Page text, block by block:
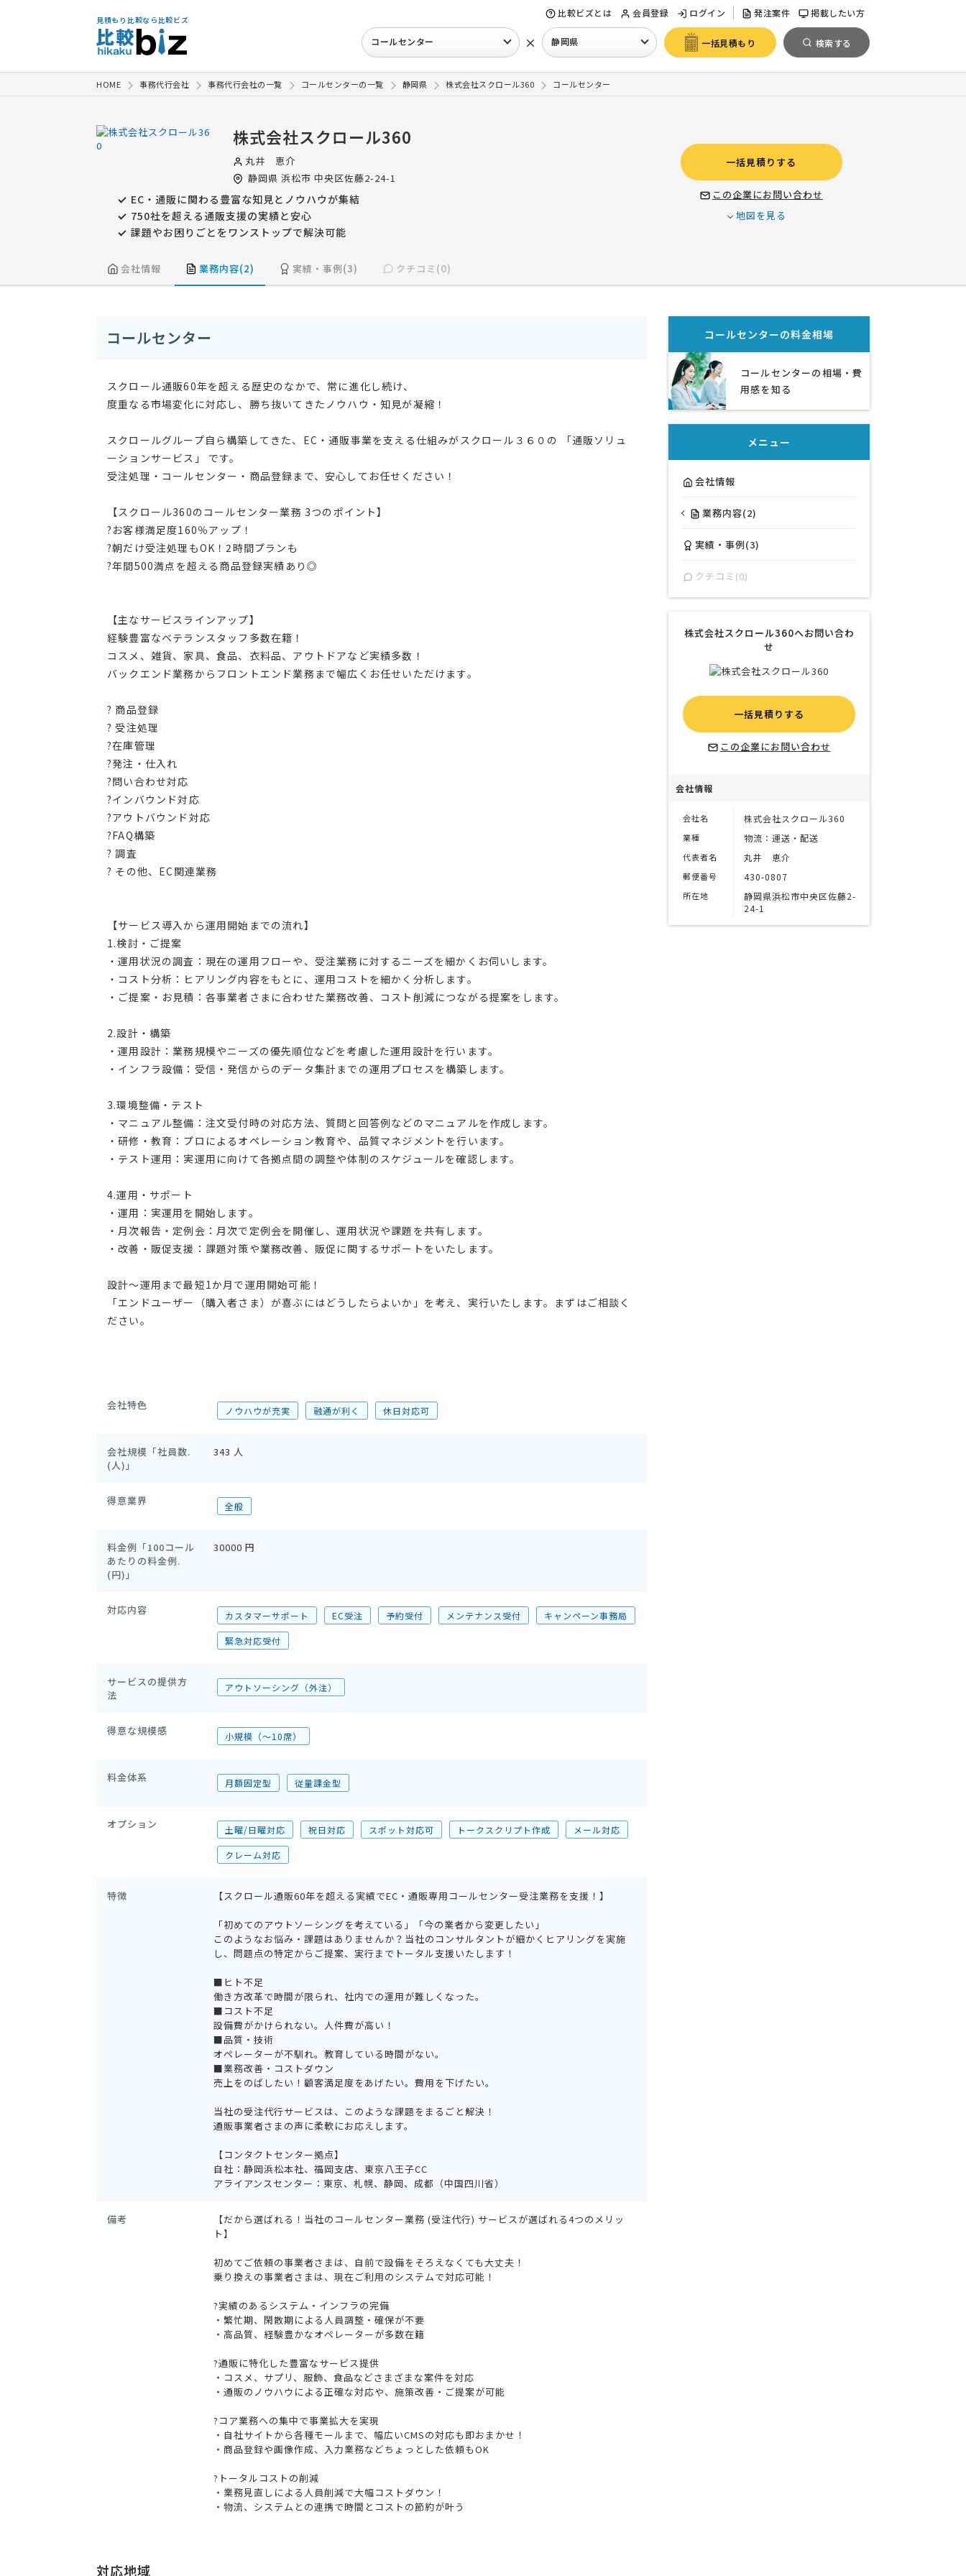
見積もり比較なら比較ビズ
比較ビズとは 会員登録 ログイン 発注案件 掲載したい方
コールセンター × 静岡県 一括見積もり 検索する
HOME 事務代行会社 事務代行会社の一覧 コールセンターの一覧 静岡県 株式会社スクロール360 コールセンター
株式会社スクロール360
丸井 恵介
静岡県 浜松市 中央区佐藤2-24-1
EC・通販に関わる豊富な知見とノウハウが集結
750社を超える通販支援の実績と安心
課題やお困りごとをワンストップで解決可能
一括見積りする
この企業にお問い合わせ
地図を見る
会社情報 業務内容(2) 実績・事例(3) クチコミ(0)
コールセンター
スクロール通販60年を超える歴史のなかで、常に進化し続け、
度重なる市場変化に対応し、勝ち抜いてきたノウハウ・知見が凝縮！
スクロールグループ自ら構築してきた、EC・通販事業を支える仕組みがスクロール３６０の 「通販ソリュ
ーションサービス」 です。
受注処理・コールセンター・商品登録まで、安心してお任せください！
【スクロール360のコールセンター業務 3つのポイント】
?お客様満足度160％アップ！
?朝だけ受注処理もOK！2時間プランも
?年間500満点を超える商品登録実績あり◎
【主なサービスラインアップ】
経験豊富なベテランスタッフ多数在籍！
コスメ、雑貨、家具、食品、衣料品、アウトドアなど実績多数！
バックエンド業務からフロントエンド業務まで幅広くお任せいただけます。
? 商品登録
? 受注処理
?在庫管理
?発注・仕入れ
?問い合わせ対応
?インバウンド対応
?アウトバウンド対応
?FAQ構築
? 調査
? その他、EC関連業務
【サービス導入から運用開始までの流れ】
1.検討・ご提案
・運用状況の調査：現在の運用フローや、受注業務に対するニーズを細かくお伺いします。
・コスト分析：ヒアリング内容をもとに、運用コストを細かく分析します。
・ご提案・お見積：各事業者さまに合わせた業務改善、コスト削減につながる提案をします。
2.設計・構築
・運用設計：業務規模やニーズの優先順位などを考慮した運用設計を行います。
・インフラ設備：受信・発信からのデータ集計までの運用プロセスを構築します。
3.環境整備・テスト
・マニュアル整備：注文受付時の対応方法、質問と回答例などのマニュアルを作成します。
・研修・教育：プロによるオペレーション教育や、品質マネジメントを行います。
・テスト運用：実運用に向けて各拠点間の調整や体制のスケジュールを確認します。
4.運用・サポート
・運用：実運用を開始します。
・月次報告・定例会：月次で定例会を開催し、運用状況や課題を共有します。
・改善・販促支援：課題対策や業務改善、販促に関するサポートをいたします。
設計〜運用まで最短1か月で運用開始可能！
「エンドユーザー（購入者さま）が喜ぶにはどうしたらよいか」を考え、実行いたします。まずはご相談く
ださい。
会社特色 ノウハウが充実 融通が利く 休日対応可
会社規模「社員数.
(人)」
343 人
得意業界 全般
料金例「100コール
あたりの料金例.
(円)」
30000 円
対応内容 カスタマーサポート EC受注 予約受付 メンテナンス受付 キャンペーン事務局
緊急対応受付
サービスの提供方
法
アウトソーシング（外注）
得意な規模感 小規模（〜10席）
料金体系 月額固定型 従量課金型
オプション 土曜/日曜対応 祝日対応 スポット対応可 トークスクリプト作成 メール対応
クレーム対応
特徴 【スクロール通販60年を超える実績でEC・通販専用コールセンター受注業務を支援！】
「初めてのアウトソーシングを考えている」「今の業者から変更したい」
このようなお悩み・課題はありませんか？当社のコンサルタントが細かくヒアリングを実施
し、問題点の特定からご提案、実行までトータル支援いたします！
■ヒト不足
働き方改革で時間が限られ、社内での運用が難しくなった。
■コスト不足
設備費がかけられない。人件費が高い！
■品質・技術
オペレーターが不馴れ。教育している時間がない。
■業務改善・コストダウン
売上をのばしたい！顧客満足度をあげたい。費用を下げたい。
当社の受注代行サービスは、このような課題をまるごと解決！
通販事業者さまの声に柔軟にお応えします。
【コンタクトセンター拠点】
自社：静岡浜松本社、福岡支店、東京八王子CC
アライアンスセンター：東京、札幌、静岡、成都（中国四川省）
備考
【だから選ばれる！当社のコールセンター業務 (受注代行) サービスが選ばれる4つのメリッ
ト】
初めてご依頼の事業者さまは、自前で設備をそろえなくても大丈夫！
乗り換えの事業者さまは、現在ご利用のシステムで対応可能！
?実績のあるシステム・インフラの完備
・繁忙期、閑散期による人員調整・確保が不要
・高品質、経験豊かなオペレーターが多数在籍
?通販に特化した豊富なサービス提供
・コスメ、サプリ、服飾、食品などさまざまな案件を対応
・通販のノウハウによる正確な対応や、施策改善・ご提案が可能
?コア業務への集中で事業拡大を実現
・自社サイトから各種モールまで、幅広いCMSの対応も即おまかせ！
・商品登録や画像作成、入力業務などちょっとした依頼もOK
?トータルコストの削減
・業務見直しによる人員削減で大幅コストダウン！
・物流、システムとの連携で時間とコストの節約が叶う
対応地域
コールセンターの料金相場
コールセンターの相場・費
用感を知る
メニュー
会社情報
業務内容(2)
実績・事例(3)
クチコミ(0)
株式会社スクロール360へお問い合わ
せ
一括見積りする
この企業にお問い合わせ
会社情報
会社名 株式会社スクロール360
業種 物流：運送・配送
代表者名 丸井 恵介
郵便番号 430-0807
所在地
静岡県浜松市中央区佐藤2-
24-1